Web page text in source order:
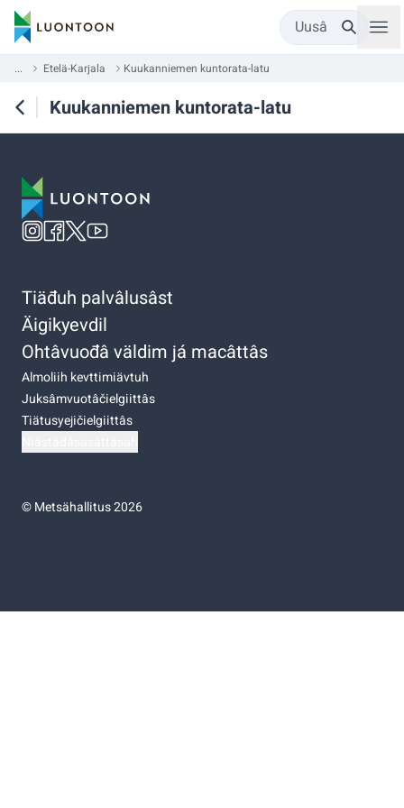
Uusâ
... Etelä-Karjala Kuukanniemen kuntorata-latu
Kuukanniemen kuntorata-latu
Tiäđuh palvâlusâst
Äigikyevdil
Ohtâvuođâ väldim já macâttâs
Almoliih kevttimiävtuh
Juksâmvuotâčielgiittâs
Tiätusyejičielgiittâs
©Metsähallitus 2026